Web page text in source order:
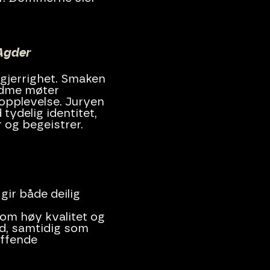
Smaken
møter
Juryen
tydelig identitet,
og begeistrer.
både deilig
høy kvalitet og
samtidig som